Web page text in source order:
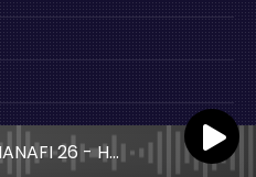
08:45 Reklam - NILUFER MANAFI 26 - HOKUS POKUS